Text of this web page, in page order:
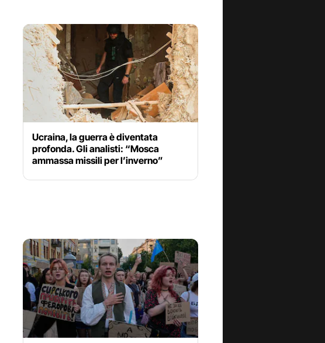
Ucraina, la guerra è diventata
profonda. Gli analisti: “Mosca
ammassa missili per l’inverno”